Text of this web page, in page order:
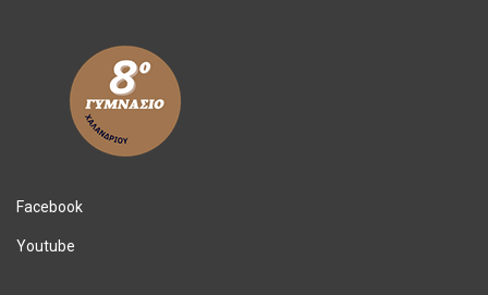
Facebook
Youtube